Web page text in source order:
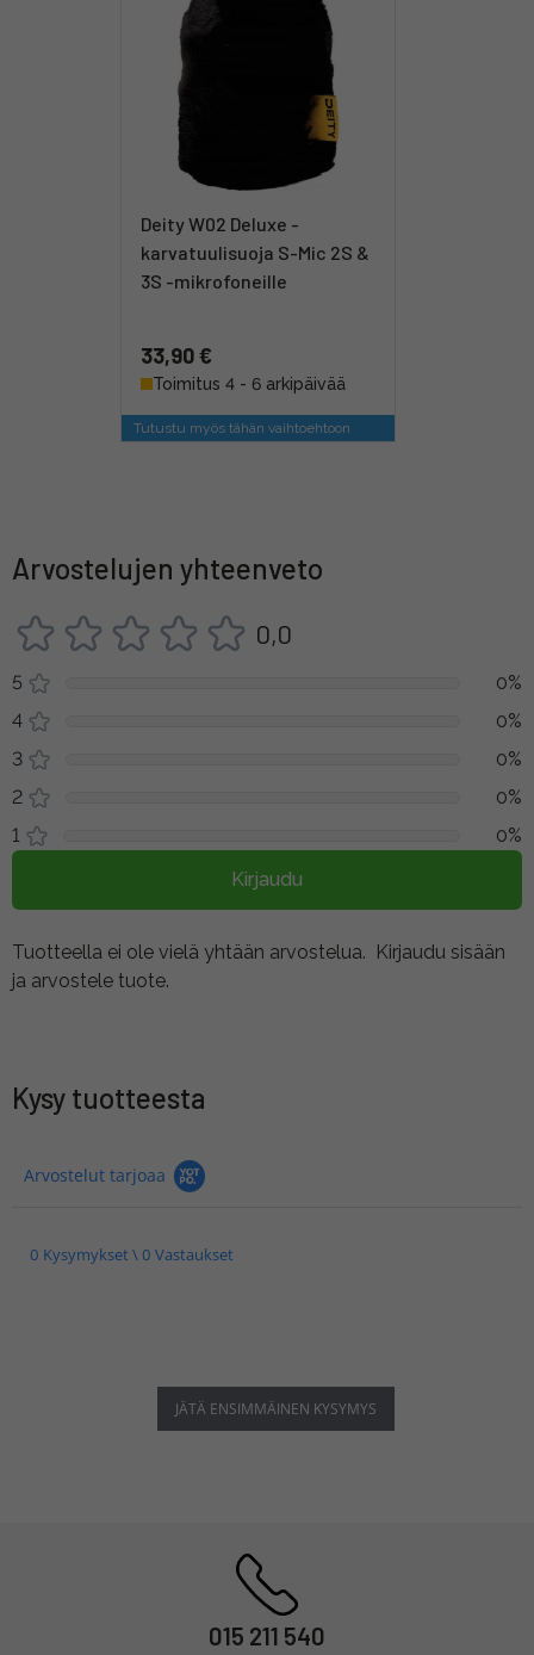
Deity W02 Deluxe -
karvatuulisuoja S-Mic 2S &
3S -mikrofoneille
33,90 €
Toimitus 4 - 6 arkipäivää
Tutustu myös tähän vaihtoehtoon
Arvostelujen yhteenveto
0,0
5
0%
4
0%
3
0%
2
0%
1
0%
Kirjaudu
Tuotteella ei ole vielä yhtään arvostelua. Kirjaudu sisään
ja arvostele tuote.
Kysy tuotteesta
Arvostelut tarjoaa
0 Kysymykset \ 0 Vastaukset
JÄTÄ ENSIMMÄINEN KYSYMYS
015 211 540